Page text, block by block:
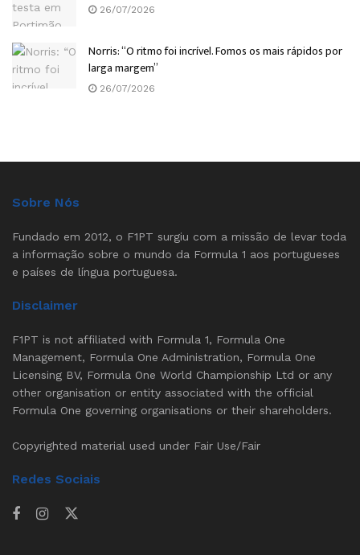
26/07/2026
Norris: “O ritmo foi incrível. Fomos os mais rápidos por
larga margem”
26/07/2026
Sobre Nós
Fundado em 2012, o F1PT surgiu com a missão de levar toda
a informação sobre o mundo da Formula 1 aos portugueses
e países de língua portuguesa.
Disclaimer
F1PT is not affiliated with Formula 1, Formula One
Management, Formula One Administration, Formula One
Licensing BV, Formula One World Championship Ltd or any
other organisation or entity associated with the official
Formula One governing organisations or their shareholders.
Copyrighted material used under Fair Use/Fair
Redes Sociais